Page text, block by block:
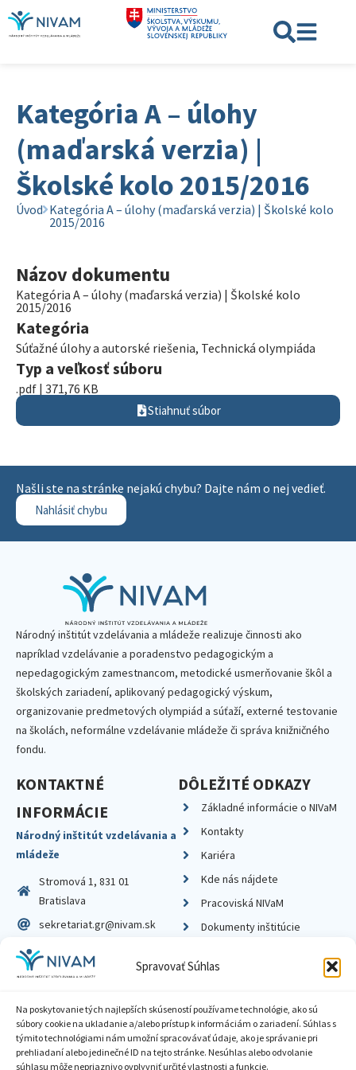
Spravovať Súhlas
Na poskytovanie tých najlepších skúseností používame technológie, ako sú
súbory cookie na ukladanie a/alebo prístup k informáciám o zariadení. Súhlas s
týmito technológiami nám umožní spracovávať údaje, ako je správanie pri
prehliadaní alebo jedinečné ID na tejto stránke. Nesúhlas alebo odvolanie
súhlasu môže nepriaznivo ovplyvniť určité vlastnosti a funkcie.
Kategória A – úlohy
(maďarská verzia) |
Školské kolo 2015/2016
Úvod Kategória A – úlohy (maďarská verzia) | Školské kolo
2015/2016
Názov dokumentu
Kategória A – úlohy (maďarská verzia) | Školské kolo
2015/2016
Kategória
Súťažné úlohy a autorské riešenia, Technická olympiáda
Typ a veľkosť súboru
.pdf | 371,76 KB
Stiahnuť súbor
Našli ste na stránke nejakú chybu? Dajte nám o nej vedieť.
Nahlásiť chybu
Národný inštitút vzdelávania a mládeže realizuje činnosti ako
napríklad vzdelávanie a poradenstvo pedagogickým a
nepedagogickým zamestnancom, metodické usmerňovanie škôl a
školských zariadení, aplikovaný pedagogický výskum,
organizovanie predmetových olympiád a súťaží, externé testovanie
na školách, neformálne vzdelávanie mládeže či správa knižničného
fondu.
KONTAKTNÉ
INFORMÁCIE
Národný inštitút vzdelávania a
mládeže
Stromová 1, 831 01
Bratislava
sekretariat.gr@nivam.sk
IČO: 00164348
DIČ: 2020798714
DÔLEŽITÉ ODKAZY
Základné informácie o NIVaM
Kontakty
Kariéra
Kde nás nájdete
Pracoviská NIVaM
Dokumenty inštitúcie
Zásady ochrany súkromia